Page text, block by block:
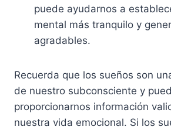
puede ayudarnos a
mental más tranquilo y
agradables.
Recuerda que los sueños son
de nuestro subconsciente y
proporcionarnos información
nuestra vida emocional. Si los